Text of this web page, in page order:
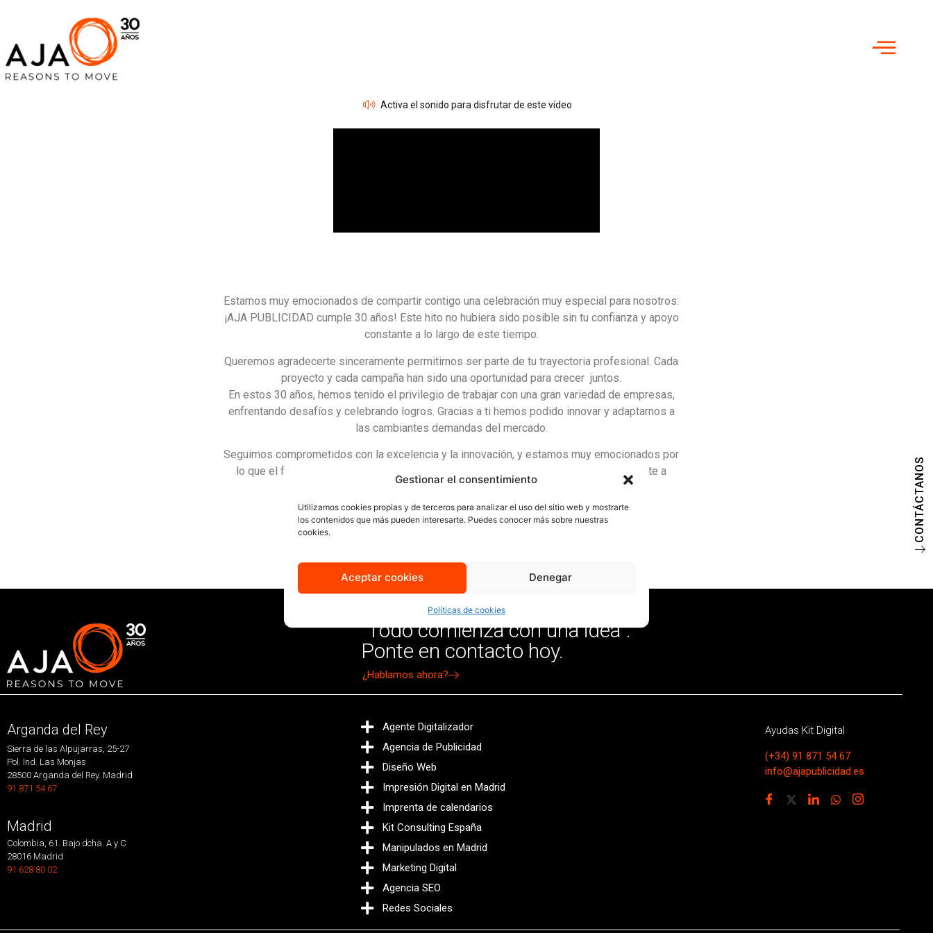
Gestionar el consentimiento
Utilizamos cookies propias y de terceros para analizar el uso del sitio web y mostrarte
los contenidos que más pueden interesarte. Puedes conocer más sobre nuestras
cookies.
Aceptar cookies Denegar
Políticas de cookies
CONTÁCTANOS
Activa el sonido para disfrutar de este vídeo
Estamos muy emocionados de compartir contigo una celebración muy especial para nosotros:
¡AJA PUBLICIDAD cumple 30 años! Este hito no hubiera sido posible sin tu confianza y apoyo
constante a lo largo de este tiempo.
Queremos agradecerte sinceramente permitirnos ser parte de tu trayectoria profesional. Cada
proyecto y cada campaña han sido una oportunidad para crecer juntos.
En estos 30 años, hemos tenido el privilegio de trabajar con una gran variedad de empresas,
enfrentando desafíos y celebrando logros. Gracias a ti hemos podido innovar y adaptarnos a
las cambiantes demandas del mercado.
Seguimos comprometidos con la excelencia y la innovación, y estamos muy emocionados por
lo que el futuro nos depara. Queremos seguir siendo tu socio de confianza, ayudándote a
alcanzar nuevas metas y a superar nuevos retos.
Gracias por acompañarnos en este viaje.
"Todo comienza con una idea".
Ponte en contacto hoy.
¿Hablamos ahora?
Arganda del Rey
Sierra de las Alpujarras, 25-27
Pol. Ind. Las Monjas
28500 Arganda del Rey. Madrid
91 871 54 67
Madrid
Colombia, 61. Bajo dcha. A y C
28016 Madrid
91 628 80 02
Agente Digitalizador
Agencia de Publicidad
Diseño Web
Impresión Digital en Madrid
Imprenta de calendarios
Kit Consulting España
Manipulados en Madrid
Marketing Digital
Agencia SEO
Redes Sociales
Ayudas Kit Digital
(+34) 91 871 54 67
info@ajapublicidad.es